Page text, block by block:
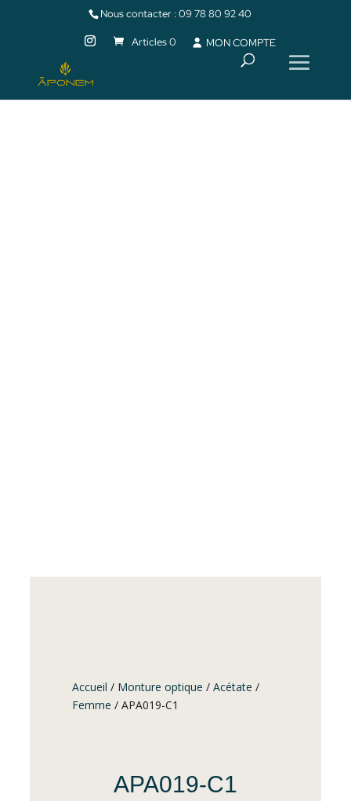
Nous contacter :09 78 80 92 40
Articles 0 MON COMPTE
Accueil / Monture optique /Acétate /
Femme / APA019-C1
APA019-C1